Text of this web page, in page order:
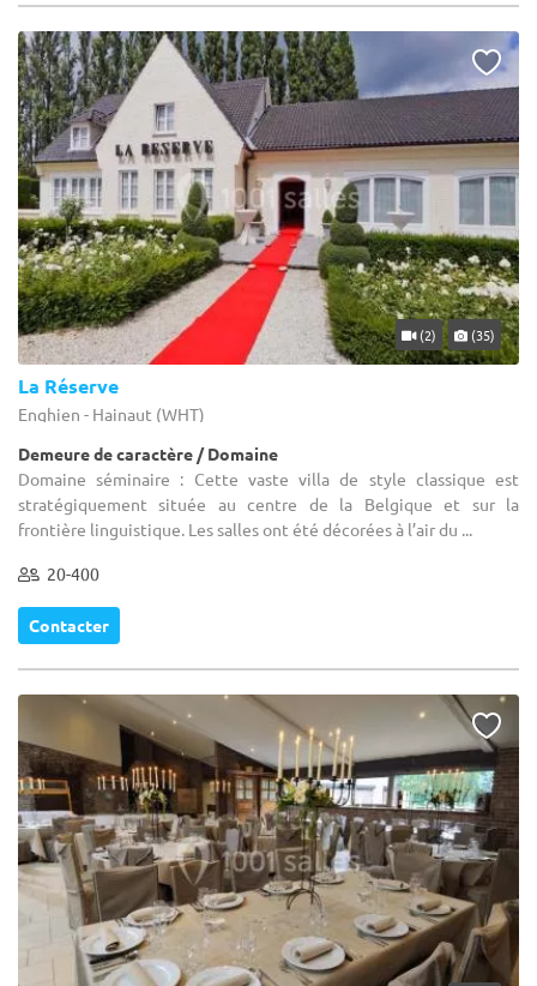
(2) (35)
La Réserve
Enghien - Hainaut (WHT)
Demeure de caractère / Domaine
Domaine séminaire : Cette vaste villa de style classique est
stratégiquement située au centre de la Belgique et sur la
frontière linguistique. Les salles ont été décorées à l’air du ...
20-400
Contacter